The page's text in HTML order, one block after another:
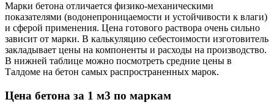
Марки бетона отличается физико-механическими
показателями (водонепроницаемости и устойчивости к влаги)
и сферой применения. Цена готового раствора очень сильно
зависит от марки. В калькуляцию себестоимости изготовитель
закладывает цены на компоненты и расходы на производство.
В нижней таблице можно посмотреть средние цены в
Талдоме на бетон самых распространенных марок.
Цена бетона за 1 м3 по маркам